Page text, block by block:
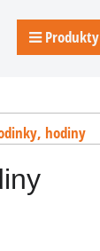
Produkty
hodiny